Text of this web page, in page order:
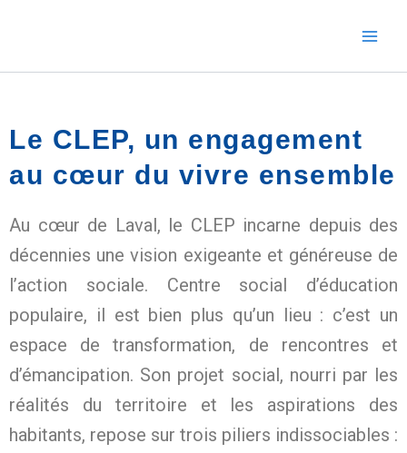
Le CLEP, un engagement
au cœur du vivre ensemble
Au cœur de Laval, le CLEP incarne depuis des
décennies une vision exigeante et généreuse de
l’action sociale. Centre social d’éducation
populaire, il est bien plus qu’un lieu : c’est un
espace de transformation, de rencontres et
d’émancipation. Son projet social, nourri par les
réalités du territoire et les aspirations des
habitants, repose sur trois piliers indissociables :